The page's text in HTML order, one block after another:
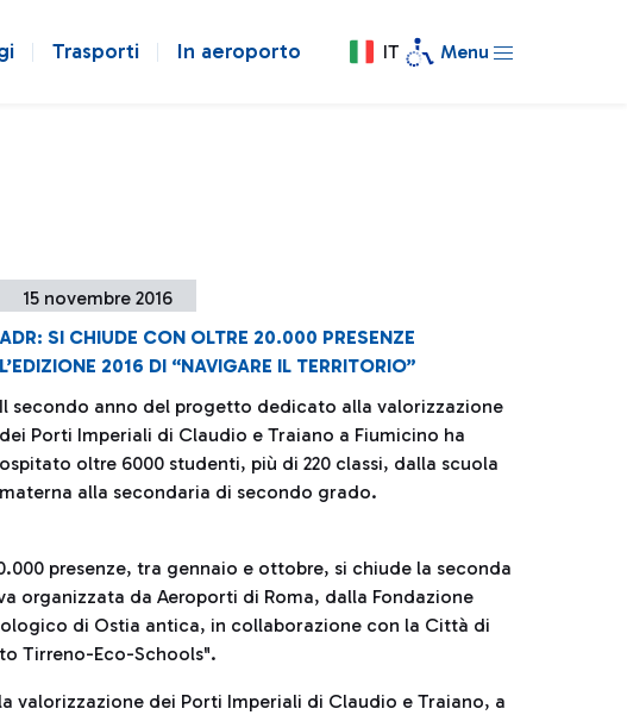
Trasporti In aeroporto IT Menu
15 novembre 2016
ADR: SI CHIUDE CON OLTRE 20.000 PRESENZE
L’EDIZIONE 2016 DI “NAVIGARE IL TERRITORIO”
Il secondo anno del progetto dedicato alla valorizzazione
dei Porti Imperiali di Claudio e Traiano a Fiumicino ha
ospitato oltre 6000 studenti, più di 220 classi, dalla scuola
materna alla secondaria di secondo grado.
presenze, tra gennaio e ottobre, si chiude la seconda
organizzata da Aeroporti di Roma, dalla Fondazione
di Ostia antica, in collaborazione con la Città di
Tirreno-Eco-Schools".
valorizzazione dei Porti Imperiali di Claudio e Traiano, a